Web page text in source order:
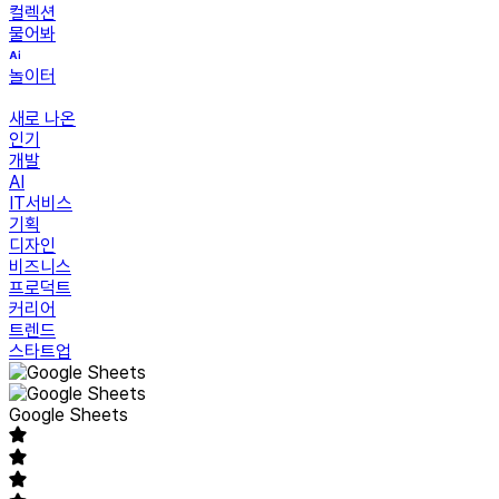
컬렉션
물어봐
놀이터
새로 나온
인기
개발
AI
IT서비스
기획
디자인
비즈니스
프로덕트
커리어
트렌드
스타트업
Google Sheets